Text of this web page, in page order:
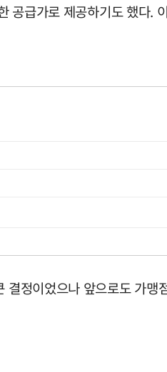
공급가로 제공하기도 했다.
정이었으나 앞으로도 가맹